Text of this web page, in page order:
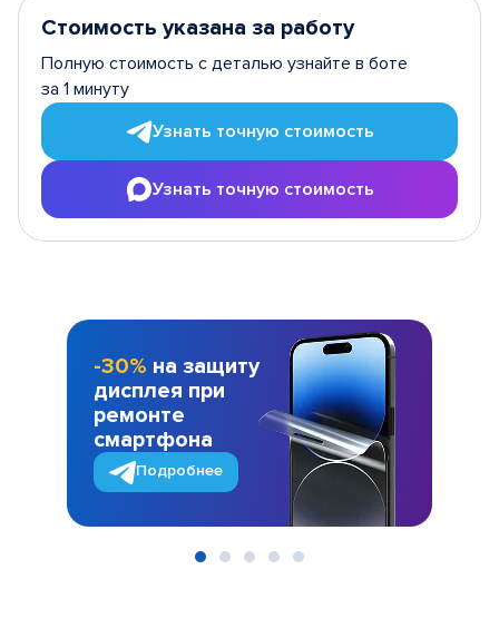
Стоимость указана за работу
Полную стоимость с деталью узнайте в боте
за 1 минуту
Узнать точную стоимость
Узнать точную стоимость
-30% на защиту
дисплея при
ремонте
смартфона
Подробнее